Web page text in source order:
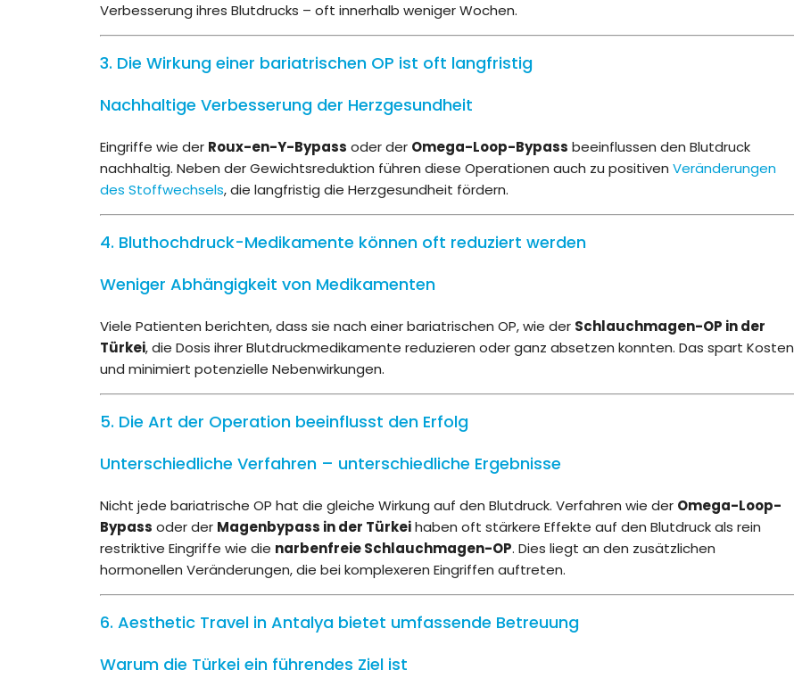
Verbesserung ihres Blutdrucks – oft innerhalb weniger Wochen.
3. Die Wirkung einer bariatrischen OP ist oft langfristig
Nachhaltige Verbesserung der Herzgesundheit
Eingriffe wie der Roux-en-Y-Bypass oder der Omega-Loop-Bypass beeinflussen den Blutdruck
nachhaltig. Neben der Gewichtsreduktion führen diese Operationen auch zu positiven Veränderungen
des Stoffwechsels, die langfristig die Herzgesundheit fördern.
4. Bluthochdruck-Medikamente können oft reduziert werden
Weniger Abhängigkeit von Medikamenten
Viele Patienten berichten, dass sie nach einer bariatrischen OP, wie der Schlauchmagen-OP in der
Türkei, die Dosis ihrer Blutdruckmedikamente reduzieren oder ganz absetzen konnten. Das spart Kosten
und minimiert potenzielle Nebenwirkungen.
5. Die Art der Operation beeinflusst den Erfolg
Unterschiedliche Verfahren – unterschiedliche Ergebnisse
Nicht jede bariatrische OP hat die gleiche Wirkung auf den Blutdruck. Verfahren wie der Omega-Loop-
Bypass oder der Magenbypass in der Türkeihaben oft stärkere Effekte auf den Blutdruck als rein
restriktive Eingriffe wie die narbenfreie Schlauchmagen-OP. Dies liegt an den zusätzlichen
hormonellen Veränderungen, die bei komplexeren Eingriffen auftreten.
6. Aesthetic Travel in Antalya bietet umfassende Betreuung
Warum die Türkei ein führendes Ziel ist